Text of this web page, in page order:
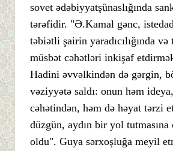
sovet ədəbiyyatşünaslığında
tərəfidir. "Ə.Kamal gənc,
təbiətli şairin yaradıcılığında
müsbət cəhətləri inkişaf
Hadini əvvəlkindən də gərgin,
vəziyyətə saldı: onun həm
cəhətindən, həm də həyat tərzi
düzgün, aydın bir yol
oldu". Guya sərxoşluğa meyil